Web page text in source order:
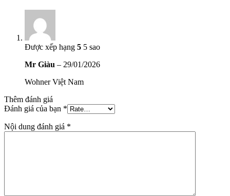
Được xếp hạng 5 5 sao
Mr Giàu – 29/01/2026
Wohner Việt Nam
Thêm đánh giá
Đánh giá của bạn *
Nội dung đánh giá *